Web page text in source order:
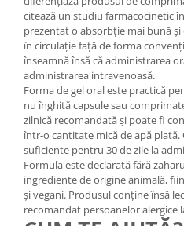
citează un studiu farmacocinetic
prezentat o absorbție mai bună
în circulație față de forma
înseamnă însă că administrarea
administrarea intravenoasă.
Forma de gel oral este practică
nu înghită capsule sau
zilnică recomandată și poate fi
într-o cantitate mică de apă plată.
suficiente pentru 30 de zile la
Formula este declarată fără
ingrediente de origine animală,
și vegani. Produsul conține însă
recomandat persoanelor alergice